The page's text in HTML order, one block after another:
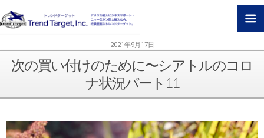
2021年9月17日
次の買い付けのために〜シアトルのコロ
ナ状況パート11